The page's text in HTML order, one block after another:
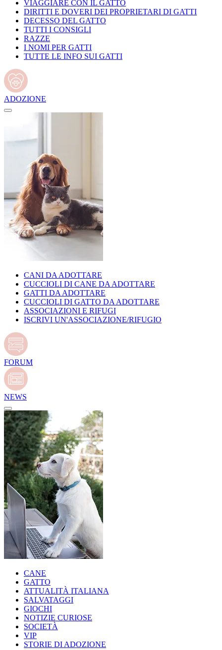
VIAGGIARE CON IL GATTO
DIRITTI E DOVERI DEI PROPRIETARI DI GATTI
DECESSO DEL GATTO
TUTTI I CONSIGLI
RAZZE
I NOMI PER GATTI
TUTTE LE INFO SUI GATTI
ADOZIONE
CANI DA ADOTTARE
CUCCIOLI DI CANE DA ADOTTARE
GATTI DA ADOTTARE
CUCCIOLI DI GATTO DA ADOTTARE
ASSOCIAZIONI E RIFUGI
ISCRIVI UN'ASSOCIAZIONE/RIFUGIO
FORUM
NEWS
CANE
GATTO
ATTUALITÀ ITALIANA
SALVATAGGI
GIOCHI
NOTIZIE CURIOSE
SOCIETÀ
VIP
STORIE DI ADOZIONE